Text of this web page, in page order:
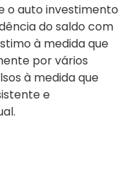
o auto investimento
do saldo com
à medida que
por vários
à medida que
e